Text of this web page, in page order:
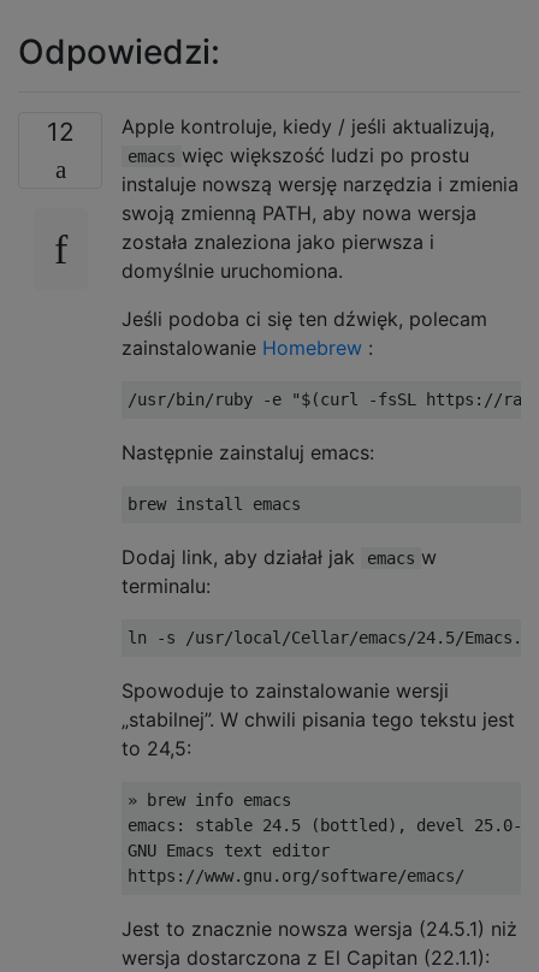
Odpowiedzi:
12 Apple kontroluje, kiedy / jeśli aktualizują,
emacs więc większość ludzi po prostu
instaluje nowszą wersję narzędzia i zmienia
swoją zmienną PATH, aby nowa wersja
została znaleziona jako pierwsza i
domyślnie uruchomiona.
Jeśli podoba ci się ten dźwięk, polecam
zainstalowanie Homebrew :
Następnie zainstaluj emacs:
Dodaj link, aby działał jak emacs w
terminalu:
Spowoduje to zainstalowanie wersji
„stabilnej”. W chwili pisania tego tekstu jest
to 24,5:
» brew info emacs
emacs: stable 24.5 (bottled), devel 25.0-
GNU Emacs text editor
Jest to znacznie nowsza wersja (24.5.1) niż
wersja dostarczona z El Capitan (22.1.1):